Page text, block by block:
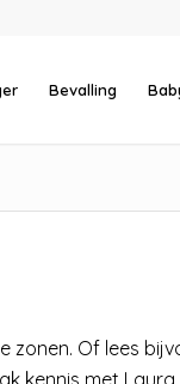
Bevalling
zonen. Of lees
kennis met